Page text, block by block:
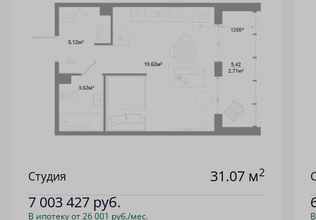
Студия 31.07 м2
7 003 427 руб.
В ипотеку от 26 001 руб./мес.